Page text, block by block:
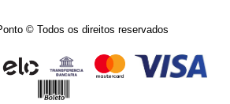
© Todos os direitos reservados